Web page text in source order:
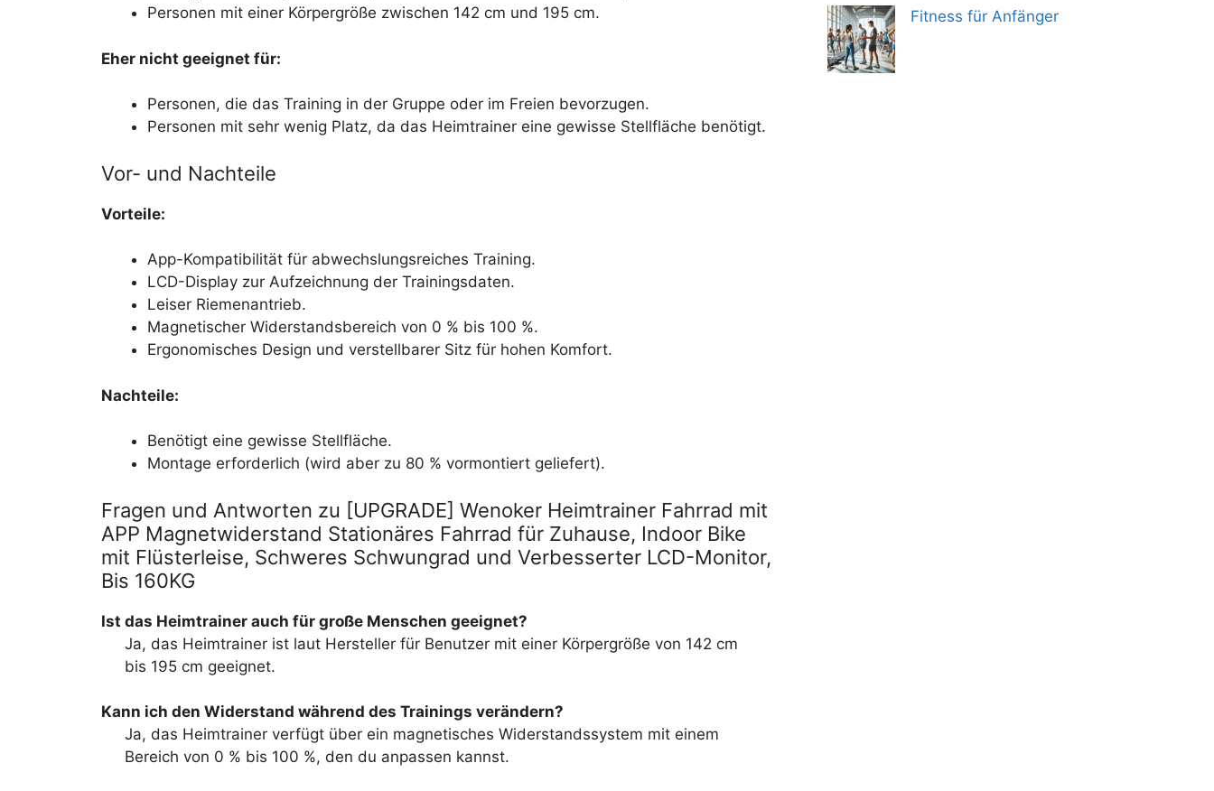
Personen mit einer Körpergröße zwischen 142 cm und 195 cm.
Eher nicht geeignet für:
Personen, die das Training in der Gruppe oder im Freien bevorzugen.
Personen mit sehr wenig Platz, da das Heimtrainer eine gewisse Stellfläche benötigt.
Vor- und Nachteile
Vorteile:
App-Kompatibilität für abwechslungsreiches Training.
LCD-Display zur Aufzeichnung der Trainingsdaten.
Leiser Riemenantrieb.
Magnetischer Widerstandsbereich von 0 % bis 100 %.
Ergonomisches Design und verstellbarer Sitz für hohen Komfort.
Nachteile:
Benötigt eine gewisse Stellfläche.
Montage erforderlich (wird aber zu 80 % vormontiert geliefert).
Fragen und Antworten zu [UPGRADE] Wenoker Heimtrainer Fahrrad mit
APP Magnetwiderstand Stationäres Fahrrad für Zuhause, Indoor Bike
mit Flüsterleise, Schweres Schwungrad und Verbesserter LCD-Monitor,
Bis 160KG
Ist das Heimtrainer auch für große Menschen geeignet?
Ja, das Heimtrainer ist laut Hersteller für Benutzer mit einer Körpergröße von 142 cm
bis 195 cm geeignet.
Kann ich den Widerstand während des Trainings verändern?
Ja, das Heimtrainer verfügt über ein magnetisches Widerstandssystem mit einem
Bereich von 0 % bis 100 %, den du anpassen kannst.
Fitness für Anfänger